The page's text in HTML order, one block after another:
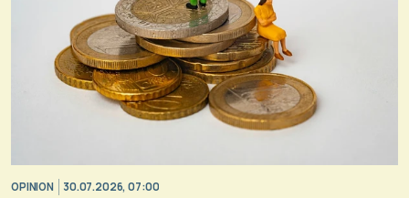
OPINION 30.07.2026, 07:00